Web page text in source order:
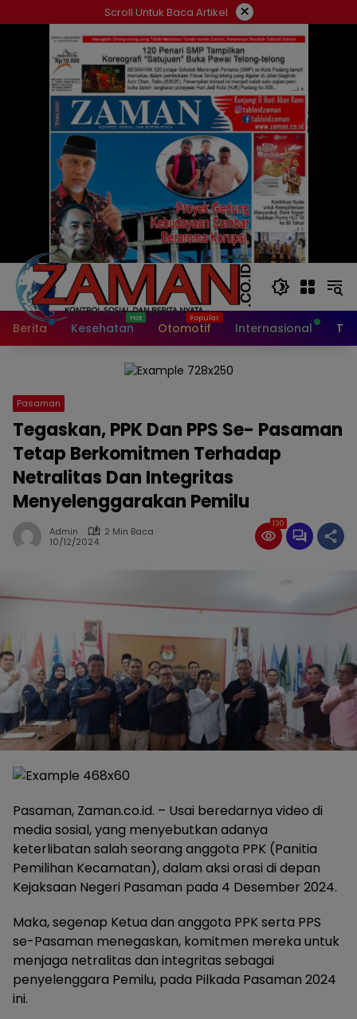
ke
Scroll Untuk Baca Artikel ×
Berita Kesehatan Otomotif Internasional
Pasaman
Tegaskan, PPK Dan PPS Se- Pasaman
Tetap Berkomitmen Terhadap
Netralitas Dan Integritas
Menyelenggarakan Pemilu
Admin
2 Min Baca
10/12/2024
130
Pasaman, Zaman.co.id. – Usai beredarnya video di
media sosial, yang menyebutkan adanya
keterlibatan salah seorang anggota PPK (Panitia
Pemilihan Kecamatan), dalam aksi orasi di depan
Kejaksaan Negeri Pasaman pada 4 Desember 2024.
Maka, segenap Ketua dan anggota PPK serta PPS
se-Pasaman menegaskan, komitmen mereka untuk
menjaga netralitas dan integritas sebagai
penyelenggara Pemilu, pada Pilkada Pasaman 2024
ini.